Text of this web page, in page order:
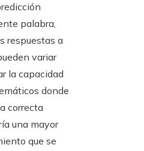
palabra,
respuestas a
variar
la capacidad
donde
correcta
una mayor
que se